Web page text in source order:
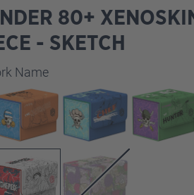
80+
- SKETCH
Name